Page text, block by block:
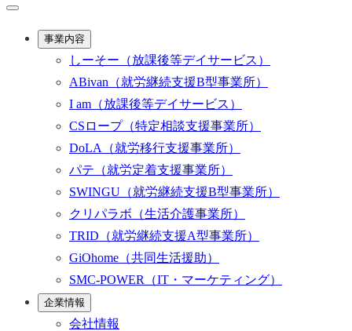
事業内容
しーそー （放課後等デイサービス）
ABivan （就労継続支援B型事業所）
I am （放課後等デイサービス）
CSロープ（特定相談支援事業所）
DoLA
（就労移行支援事業所）
パテ （就労定着支援事業所）
SWINGU （就労継続支援B型事業所）
クリパラボ （生活介護事業所）
TRID （就労継続支援A型事業所）
GiOhome （共同生活援助）
SMC-POWER
（IT・マーケティング）
企業情報
会社情報